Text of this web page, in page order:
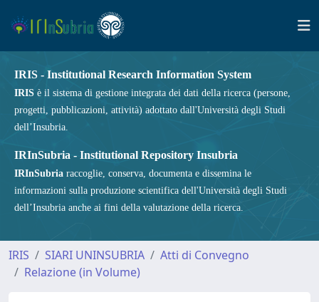
IRIS - Institutional Research Information System
IRIS è il sistema di gestione integrata dei dati della ricerca (persone,
progetti, pubblicazioni, attività) adottato dall'Università degli Studi
dell’Insubria.
IRInSubria - Institutional Repository Insubria
IRInSubria raccoglie, conserva, documenta e dissemina le
informazioni sulla produzione scientifica dell'Università degli Studi
dell’Insubria anche ai fini della valutazione della ricerca.
IRIS SIARI UNINSUBRIA
Atti di Convegno
Relazione (in Volume)